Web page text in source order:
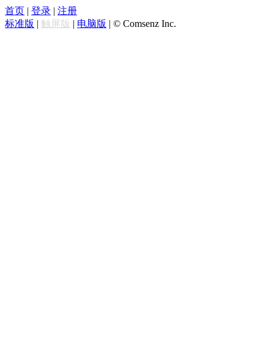
首页 | 登录 | 注册
标准版 | 触屏版 | 电脑版 | © Comsenz Inc.